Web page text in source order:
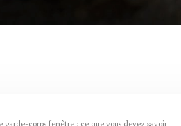
garde-corps fenêtre : ce que vous devez savoir